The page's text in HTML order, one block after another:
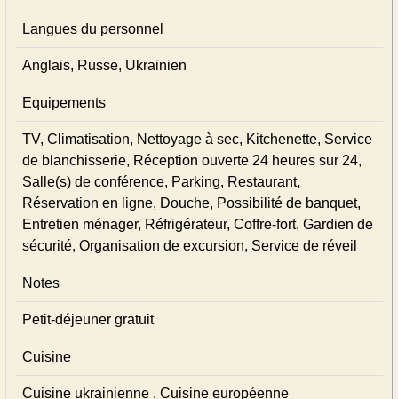
Langues du personnel
Anglais, Russe, Ukrainien
Equipements
TV, Climatisation, Nettoyage à sec, Kitchenette, Service
de blanchisserie, Réception ouverte 24 heures sur 24,
Salle(s) de conférence, Parking, Restaurant,
Réservation en ligne, Douche, Possibilité de banquet,
Entretien ménager, Réfrigérateur, Coffre-fort, Gardien de
sécurité, Organisation de excursion, Service de réveil
Notes
Petit-déjeuner gratuit
Cuisine
Cuisine ukrainienne , Cuisine européenne